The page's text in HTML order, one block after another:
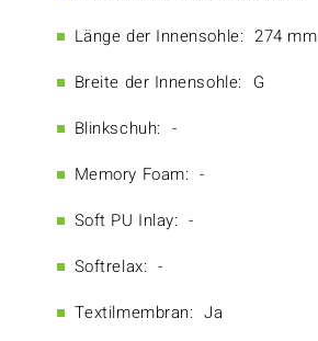
Länge der Innensohle: 274 mm
Breite der Innensohle: G
Blinkschuh: -
Memory Foam: -
Soft PU Inlay: -
Softrelax: -
Textilmembran: Ja